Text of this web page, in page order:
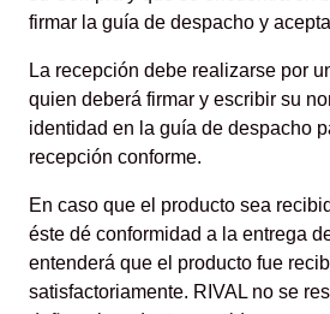
firmar la guía de despacho y
La recepción debe realizarse por
quien deberá firmar y escribir su
identidad en la guía de despacho
recepción conforme.
En caso que el producto sea
éste dé conformidad a la entrega
entenderá que el producto fue
satisfactoriamente. RIVAL no se